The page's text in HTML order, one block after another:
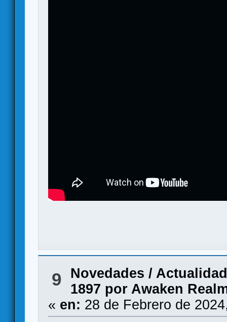
9
Novedades / Actualidad
1897 por Awaken
« en: 28 de Febrero de